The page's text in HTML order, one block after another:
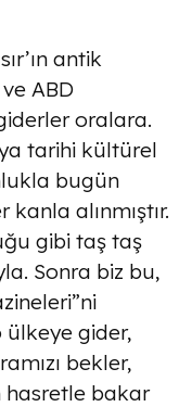
antik
ABD
oralara.
tarihi kültürel
bugün
alınmıştır.
gibi taş taş
Sonra biz bu,
gider,
bekler,
hasretle bakar